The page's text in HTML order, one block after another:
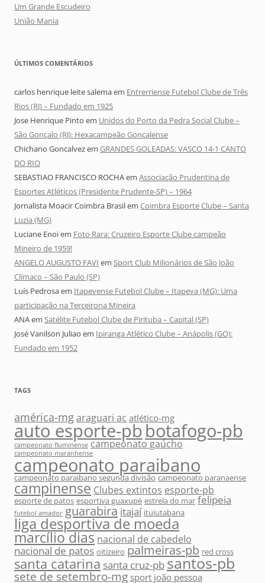
Um Grande Escudeiro
União Mania
ÚLTIMOS COMENTÁRIOS
carlos henrique leite salemaem Entrerriense Futebol Clube de Três
Rios (RJ) – Fundado em 1925
Jose Henrique Pinto em Unidos do Porto da Pedra Social Clube –
São Gonçalo (RJ): Hexacampeão Gonçalense
Chichano Goncalvezem GRANDES GOLEADAS: VASCO 14-1 CANTO
DO RIO
SEBASTIAO FRANCISCO ROCHAem Associação Prudentina de
Esportes Atléticos (Presidente Prudente-SP) – 1964
Jornalista Moacir Coimbra Brasilem Coimbra Esporte Clube – Santa
Luzia (MG)
Luciane Enoiem Foto Rara: Cruzeiro Esporte Clube campeão
Mineiro de 1959!
ANGELO AUGUSTO FAVI em Sport Club Milionários de São João
Clímaco – São Paulo (SP)
Luís Pedrosaem Itapevense Futebol Clube – Itapeva (MG): Uma
participação na Terceirona Mineira
ANAem Satélite Futebol Clube de Pirituba – Capital (SP)
José Vanilson Juliao em Ipiranga Atlético Clube – Anápolis (GO):
Fundado em 1952
TAGS
américa-mgaraguari ac atlético-mg
auto esporte-pbbotafogo-pb
campeonato fluminense campeonato gaúcho
campeonato maranhense
campeonato paraibano
campeonato paraibano segunda divisão campeonato paranaense
campinense Clubes extintos esporte-pb
esporte de patos esportiva guaxupé estrela do mar felipeia
futebol amador guarabira itajaí ituiutabana
liga desportiva de moeda
marcílio dias nacional de cabedelo
nacional de patos oitizeiro palmeiras-pb red cross
santa catarina santa cruz-pbsantos-pb
sete de setembro-mg sport joão pessoa